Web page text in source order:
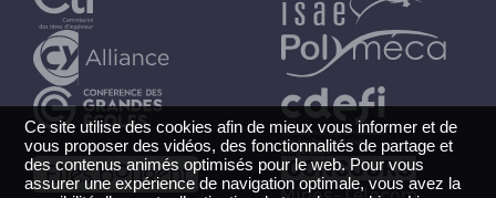
Ce site utilise des cookies afin de mieux vous informer et de
vous proposer des vidéos, des fonctionnalités de partage et
des contenus animés optimisés pour le web. Pour vous
assurer une expérience de navigation optimale, vous avez la